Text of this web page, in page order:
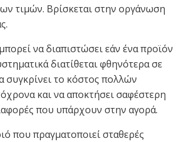
τιμών. Βρίσκεται στην οργάνωση
να διαπιστώσει εάν ένα προϊόν
διατίθεται φθηνότερα σε
συγκρίνει το κόστος πολλών
και να αποκτήσει σαφέστερη
που υπάρχουν στην αγορά.
που πραγματοποιεί σταθερές